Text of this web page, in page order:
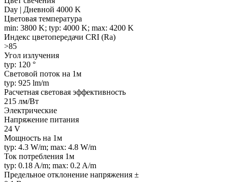
Day | Дневной 4000 K
Цветовая температура
min: 3800 K; typ: 4000 K; max: 4200 K
Индекс цветопередачи CRI (Ra)
>85
Угол излучения
typ: 120 °
Световой поток на 1м
typ: 925 lm/m
Расчетная световая эффективность
215 лм/Вт
Электрические
Напряжение питания
24 V
Мощность на 1м
typ: 4.3 W/m; max: 4.8 W/m
Ток потребления 1м
typ: 0.18 A/m; max: 0.2 A/m
Предельное отклонение напряжения ±